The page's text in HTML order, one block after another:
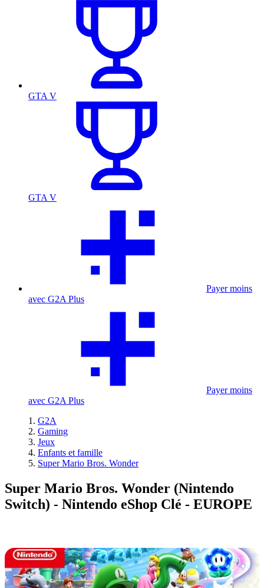
GTA V
GTA V
Payer moins
avec G2A Plus
Payer moins
avec G2A Plus
G2A
Gaming
Jeux
Enfants et famille
Super Mario Bros. Wonder
Super Mario Bros. Wonder (Nintendo
Switch) - Nintendo eShop Clé - EUROPE